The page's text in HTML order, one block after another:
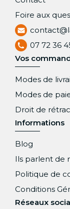
Foire aux
07 72 36
Vos
Modes de
Modes de
Droit de
Informations
Blog
Ils parlent de
Politique de
Conditions
Réseaux